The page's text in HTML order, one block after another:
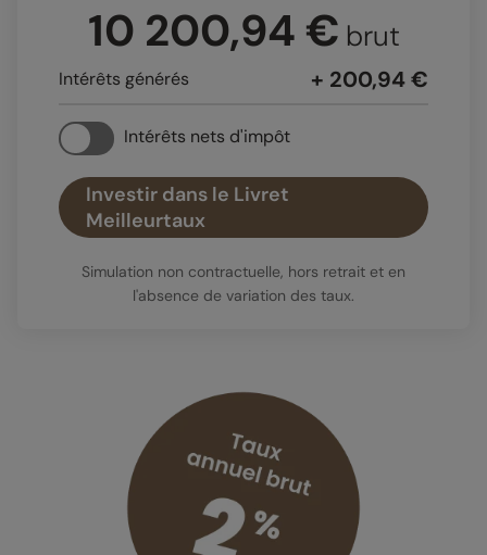
10 200,94 € brut
Intérêts générés + 200,94 €
Intérêts nets d'impôt
Investir dans le Livret
Meilleurtaux
Simulation non contractuelle, hors retrait et en
l'absence de variation des taux.